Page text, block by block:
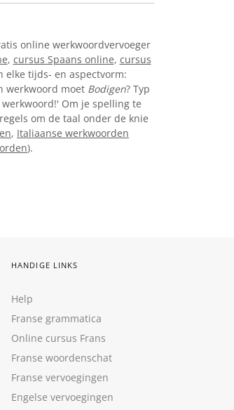
online werkwoordvervoeger
, cursus Spaans online, cursus
elke tijds- en aspectvorm:
werkwoord moet Bodigen? Typ
Om je spelling te
om de taal onder de knie
, Italiaanse werkwoorden
).
HANDIGE LINKS
Help
Franse grammatica
Online cursus Frans
Franse woordenschat
Franse vervoegingen
Engelse vervoegingen